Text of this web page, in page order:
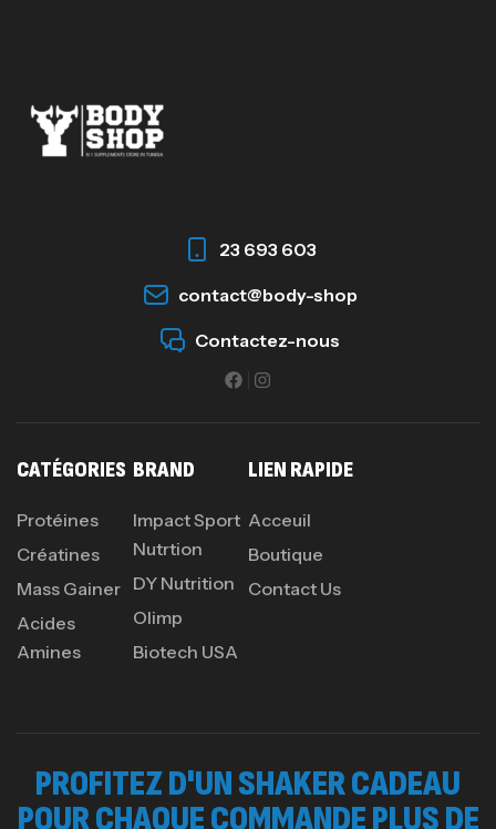
23 693 603
contact@body-shop
Contactez-nous
CATÉGORIES
Protéines
Créatines
Mass Gainer
Acides
Amines
BRAND
Impact Sport
Nutrtion
DY Nutrition
Olimp
Biotech USA
LIEN RAPIDE
Acceuil
Boutique
Contact Us
PROFITEZ D'UN SHAKER CADEAU
POUR CHAQUE COMMANDE PLUS DE